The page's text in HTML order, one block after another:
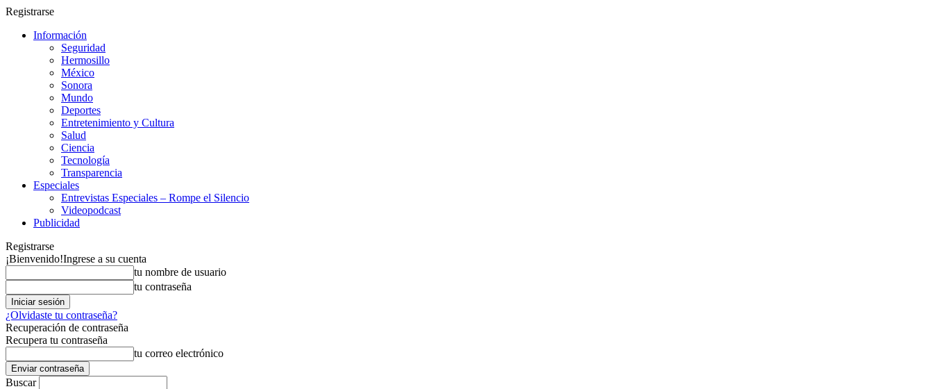
Registrarse
Información
Seguridad
Hermosillo
México
Sonora
Mundo
Deportes
Entretenimiento y Cultura
Salud
Ciencia
Tecnología
Transparencia
Especiales
Entrevistas Especiales – Rompe el Silencio
Videopodcast
Publicidad
Registrarse
¡Bienvenido!Ingrese a su cuenta
tu nombre de usuario
tu contraseña
¿Olvidaste tu contraseña?
Recuperación de contraseña
Recupera tu contraseña
tu correo electrónico
Buscar